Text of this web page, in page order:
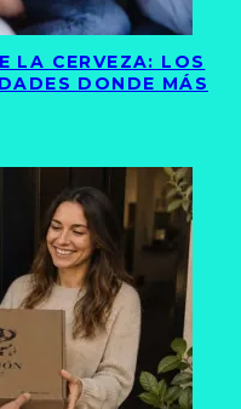
LA CERVEZA: LOS
DONDE MÁS